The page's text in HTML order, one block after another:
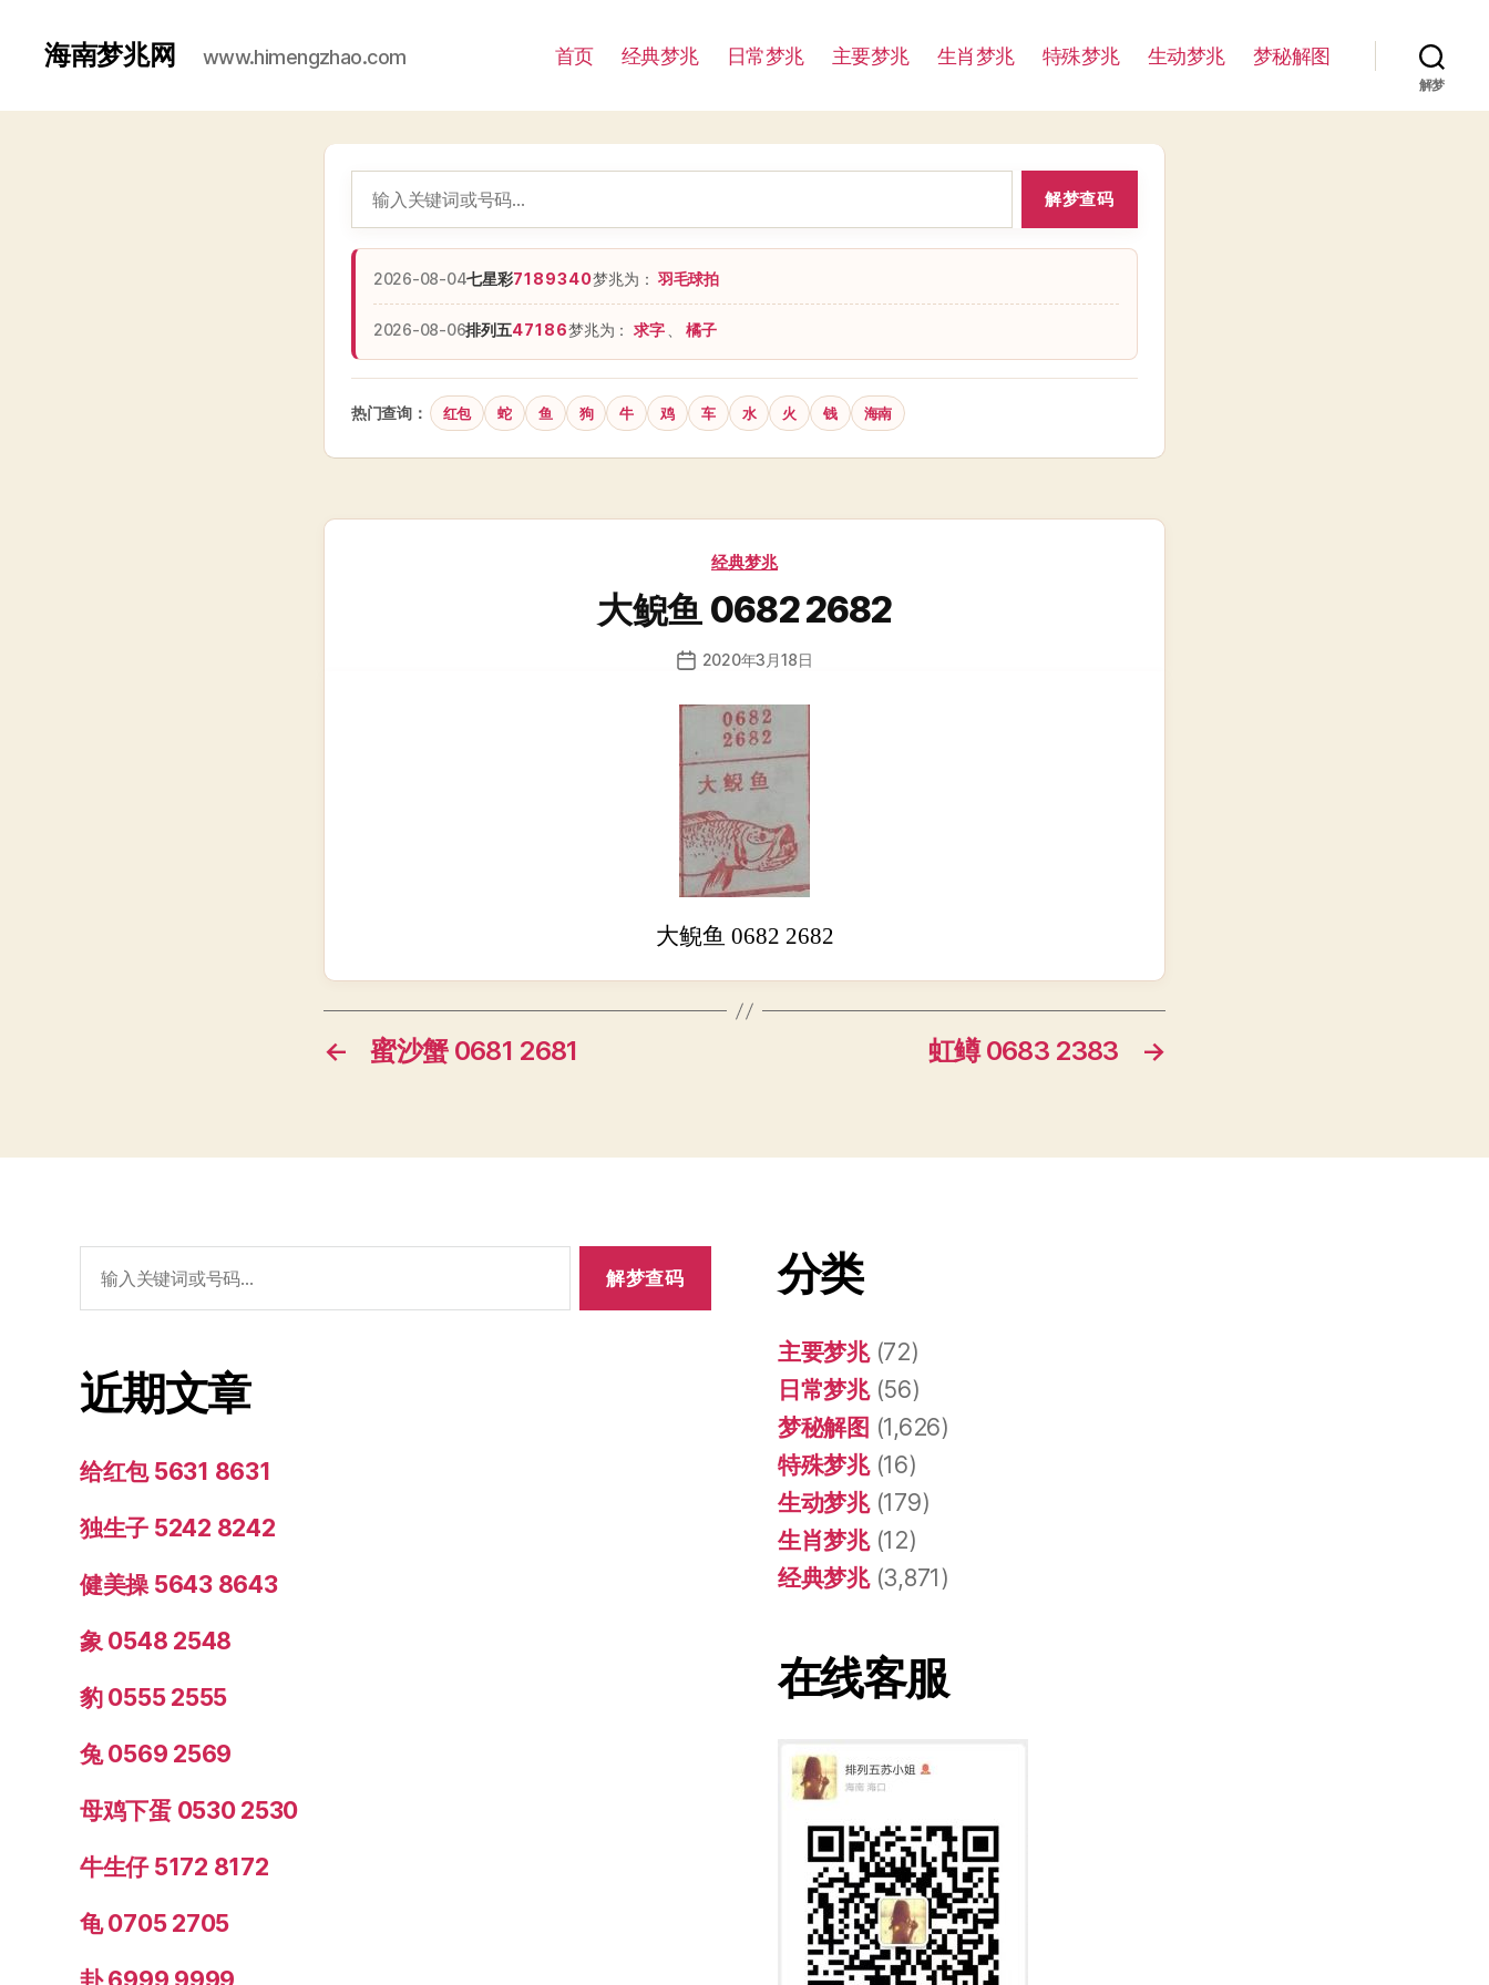
海南梦兆网 www.himengzhao.com 首页 经典梦兆 日常梦兆 主要梦兆 生肖梦兆 特殊梦兆 生动梦兆 梦秘解图
解梦
解梦查码
2026-08-04七星彩7189340梦兆为：羽毛球拍
2026-08-06排列五47186梦兆为： 求字 橘子
热门查询： 红包 蛇 鱼 狗 牛 鸡 车 水 火 钱 海南
分
经典梦兆
大鲵鱼 0682 2682
发
日
2020年3月18日
大鲵鱼 0682 2682
← 蜜沙蟹 0681 2681 →
虹鳟 0683 2383
索：
近期文章
给红包 5631 8631
独生子 5242 8242
健美操 5643 8643
象 0548 2548
豹 0555 2555
兔 0569 2569
母鸡下蛋 0530 2530
牛生仔 5172 8172
龟 0705 2705
分类
主要梦兆(72)
日常梦兆(56)
梦秘解图 (1,626)
特殊梦兆(16)
生动梦兆(179)
生肖梦兆(12)
经典梦兆(3,871)
在线客服